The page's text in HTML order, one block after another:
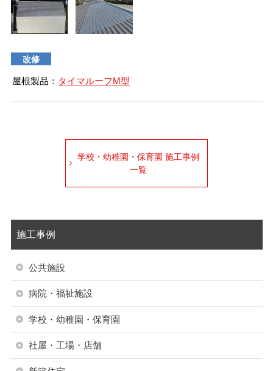
改修
屋根製品： タイマルーフM型
学校・幼稚園・保育園 施工事例
一覧
施工事例
公共施設
病院・福祉施設
学校・幼稚園・保育園
社屋・工場・店舗